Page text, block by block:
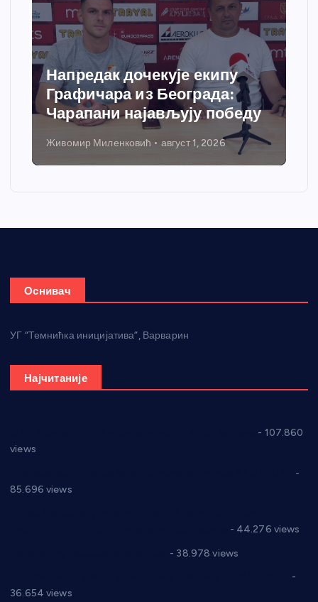
Напредак дочекује екипу
Графичара из Београда:
Чарапани најављују победу
Живомир Миленковић август 1, 2026
Оснивач
УГ “Темнићка иницијатива”, Варварин
Најчитаније
- 107.860
views
-
85.696 views
- 44.276 views
- 38.978 views
-
36.654 views